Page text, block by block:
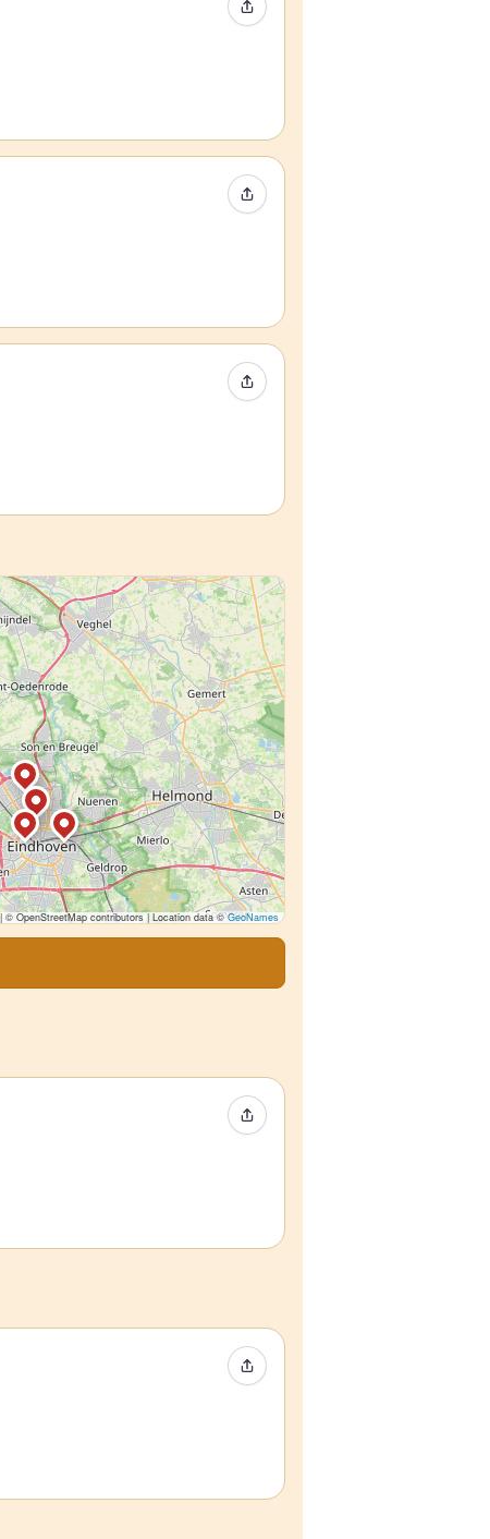
イベントをシェア
イベントをシェア
イベントをシェア
|© OpenStreetMap contributors | Location data ©GeoNames
イベントをシェア
イベントをシェア